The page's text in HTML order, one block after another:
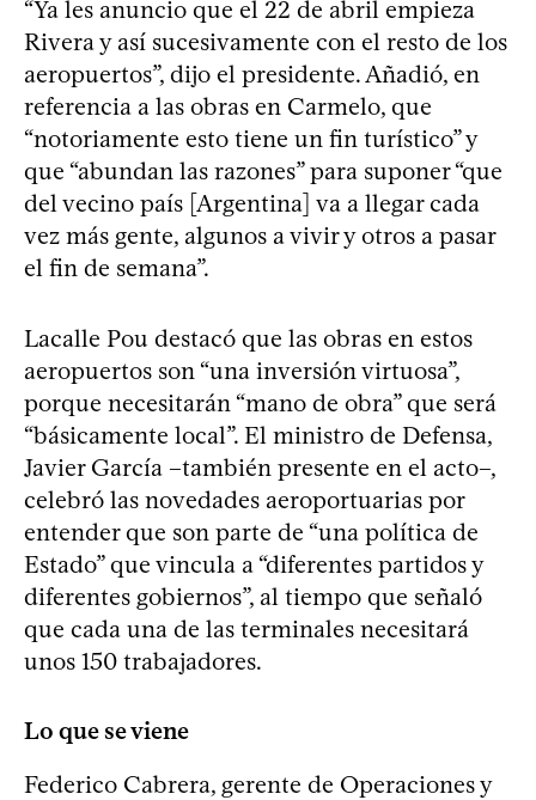
“Ya les anuncio que el 22 de abril empieza
Rivera y así sucesivamente con el resto de los
aeropuertos”, dijo el presidente. Añadió, en
referencia a las obras en Carmelo, que
“notoriamente esto tiene un fin turístico” y
que “abundan las razones” para suponer “que
del vecino país [Argentina] va a llegar cada
vez más gente, algunos a vivir y otros a pasar
el fin de semana”.
Lacalle Pou destacó que las obras en estos
aeropuertos son “una inversión virtuosa”,
porque necesitarán “mano de obra” que será
“básicamente local”. El ministro de Defensa,
Javier García –también presente en el acto–,
celebró las novedades aeroportuarias por
entender que son parte de “una política de
Estado” que vincula a “diferentes partidos y
diferentes gobiernos”, al tiempo que señaló
que cada una de las terminales necesitará
unos 150 trabajadores.
Lo que se viene
Federico Cabrera, gerente de Operaciones y